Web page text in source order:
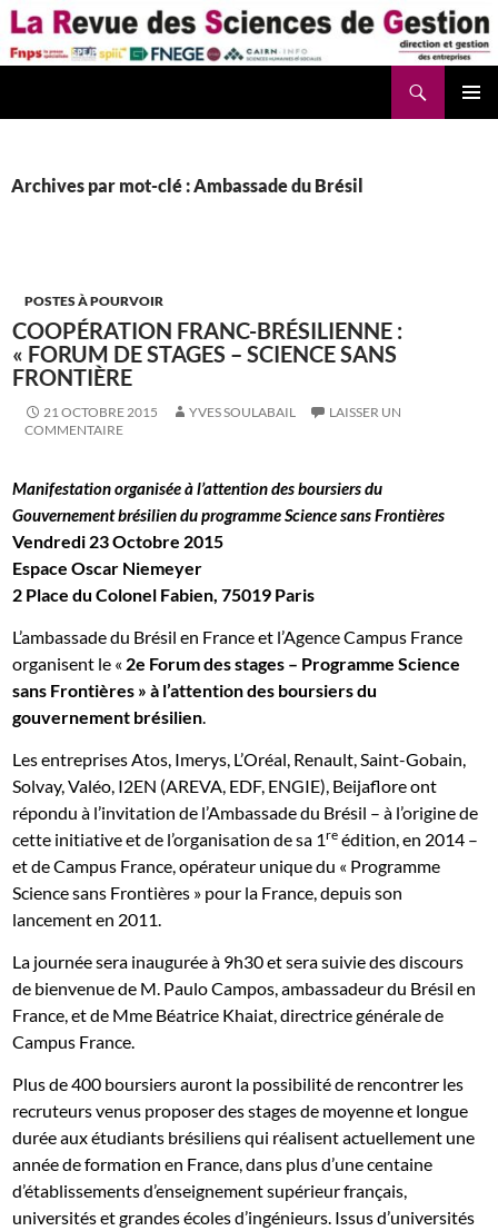
Aller
au
contenu
Archives par mot-clé : Ambassade du Brésil
POSTES À POURVOIR
COOPÉRATION FRANC-BRÉSILIENNE :
« FORUM DE STAGES – SCIENCE SANS
FRONTIÈRE
21 OCTOBRE 2015 YVES SOULABAIL
LAISSER UN
COMMENTAIRE
Manifestation organisée à l’attention des boursiers du
Gouvernement brésilien du programme Science sans Frontières
Vendredi 23 Octobre 2015
Espace Oscar Niemeyer
2 Place du Colonel Fabien, 75019 Paris
L’ambassade du Brésil en France et l’Agence Campus France
organisent le « 2e Forum des stages – Programme Science
sans Frontières » à l’attention des boursiers du
gouvernement brésilien.
Les entreprises Atos, Imerys, L’Oréal, Renault, Saint-Gobain,
Solvay, Valéo, I2EN (AREVA, EDF, ENGIE), Beijaflore ont
répondu à l’invitation de l’Ambassade du Brésil – à l’origine de
cette initiative et de l’organisation de sa 1re édition, en 2014 –
et de Campus France, opérateur unique du « Programme
Science sans Frontières » pour la France, depuis son
lancement en 2011.
La journée sera inaugurée à 9h30 et sera suivie des discours
de bienvenue de M. Paulo Campos, ambassadeur du Brésil en
France, et de Mme Béatrice Khaiat, directrice générale de
Campus France.
Plus de 400 boursiers auront la possibilité de rencontrer les
recruteurs venus proposer des stages de moyenne et longue
durée aux étudiants brésiliens qui réalisent actuellement une
année de formation en France, dans plus d’une centaine
d’établissements d’enseignement supérieur français,
universités et grandes écoles d’ingénieurs. Issus d’universités